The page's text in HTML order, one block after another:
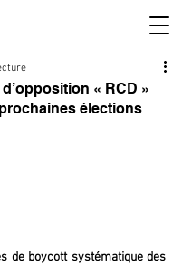
« RCD »
élections
de boycott systématique des